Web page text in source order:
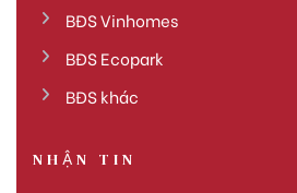
BĐS Vinhomes
BĐS Ecopark
BĐS khác
NHẬN TIN